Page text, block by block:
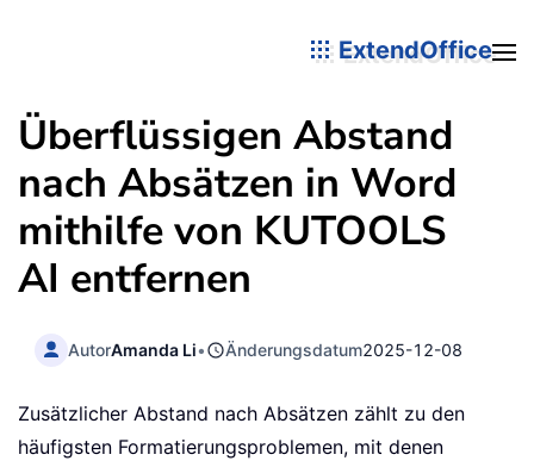
ExtendOffice
Überflüssigen Abstand
nach Absätzen in Word
mithilfe von KUTOOLS
AI entfernen
AutorAmanda Li• Änderungsdatum2025-12-08
Zusätzlicher Abstand nach Absätzen zählt zu den
häufigsten Formatierungsproblemen, mit denen